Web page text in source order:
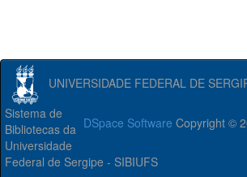
UNIVERSIDADE FEDERAL DE
DSpace Software Copyright ©
Sistema de
Bibliotecas da
Universidade
Federal de Sergipe - SIBIUFS